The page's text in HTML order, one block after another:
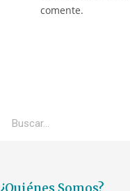
comente.